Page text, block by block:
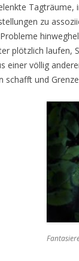
Tagträume,
zu
plötzlich laufen,
einer völlig
schafft und